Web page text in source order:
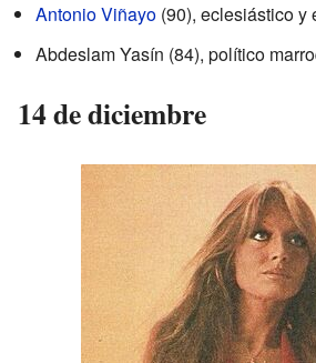
Antonio Viñayo (90), eclesiástico y
Abdeslam Yasín (84), político
14 de diciembre